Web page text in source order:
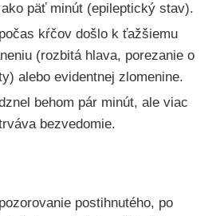
päť minút (epileptický stav).
kŕčov došlo k ťažšiemu
(rozbitá hlava, porezanie o
alebo evidentnej zlomenine.
behom pár minút, ale viac
bezvedomie.
postihnutého, po